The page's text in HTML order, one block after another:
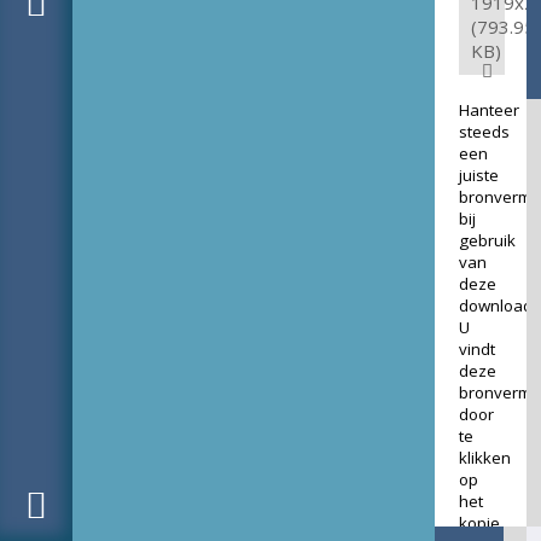
(793.95
KB)
Hanteer
steeds
een
juiste
bij
gebruik
van
deze
download.
U
vindt
deze
door
te
klikken
op
het
kopje